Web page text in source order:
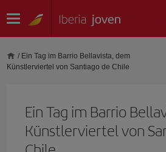
/ Ein Tag im Barrio Bellavista, dem
Künstlerviertel von Santiago de Chile
Ein Tag im Barrio
Künstlerviertel von